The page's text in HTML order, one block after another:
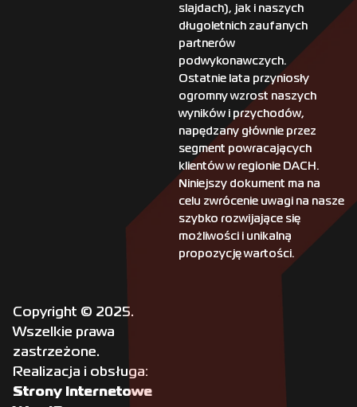
slajdach), jak i naszych
długoletnich zaufanych
partnerów
podwykonawczych.
Ostatnie lata przyniosły
ogromny wzrost naszych
wyników i przychodów,
napędzany głównie przez
segment powracających
klientów w regionie DACH.
Niniejszy dokument ma na
celu zwrócenie uwagi na nasze
szybko rozwijające się
możliwości i unikalną
propozycję wartości.
Copyright © 2025.
Wszelkie prawa
zastrzeżone.
Realizacja i obsługa:
Strony Internetowe